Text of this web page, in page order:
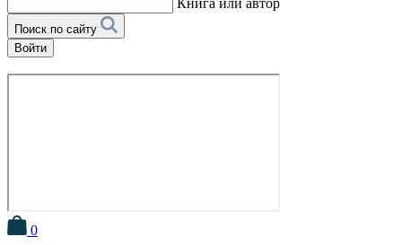
Поиск по сайту
Войти
0